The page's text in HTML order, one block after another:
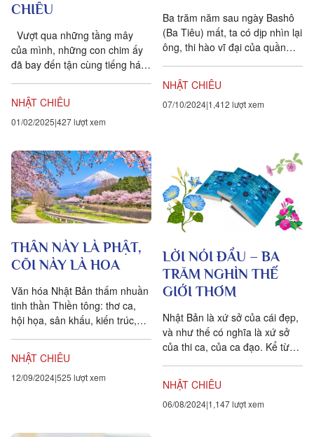
CHIÊU
Vượt qua những tầng mây
của mình, những con chim ấy
đã bay đến tận cùng tiếng hát,
là Thơ Ca thì...
NHẬT CHIÊU
01/02/2025 427 lượt xem
Ba trăm năm sau ngày Bashô
(Ba Tiêu) mất, ta có dịp nhìn lại
ông, thi hào vĩ đại của quần
haiku (bài...
NHẬT CHIÊU
07/10/2024 1,412 lượt xem
THÂN NÀY LÀ PHẬT,
CÕI NÀY LÀ HOA
Văn hóa Nhật Bản thấm nhuần
tinh thần Thiền tông: thơ ca,
hội họa, sân khấu, kiến trúc,
đạo, võ đạo… Không chỉ...
NHẬT CHIÊU
12/09/2024525 lượt xem
LỜI NÓI ĐẦU – BA
TRĂM NGHÌN THẾ
GIỚI THƠM
Nhật Bản là xứ sở của cái đẹp,
và như thế có nghĩa là xứ sở
của thi ca, của ca đạo. Kể từ
NHẬT CHIÊU
06/08/2024 1,147 lượt xem